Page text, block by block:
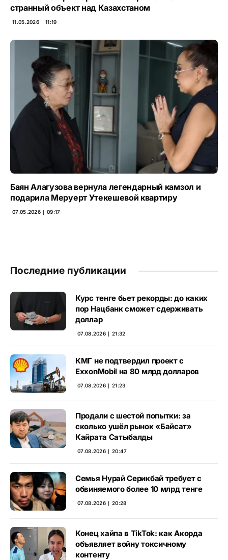
странный объект над Казахстаном
11.05.2026 ∣ 11:19
Баян Алагузова вернула легендарный камзол и
подарила Меруерт Утекешевой квартиру
07.05.2026 ∣ 09:17
Последние публикации
Курс тенге бьет рекорды: до каких
пор Нацбанк сможет сдерживать
доллар
07.08.2026 ∣ 21:32
КМГ не подтвердил проект с
ExxonMobil на 80 млрд долларов
07.08.2026 ∣ 21:23
Продали с шестой попытки: за
сколько ушёл рынок «Байсат»
Кайрата Сатыбалды
07.08.2026 ∣ 20:47
Семья Нурай Серикбай требует с
обвиняемого более 10 млрд тенге
07.08.2026 ∣ 20:28
Конец хайпа в TikTok: как Акорда
объявляет войну токсичному
контенту